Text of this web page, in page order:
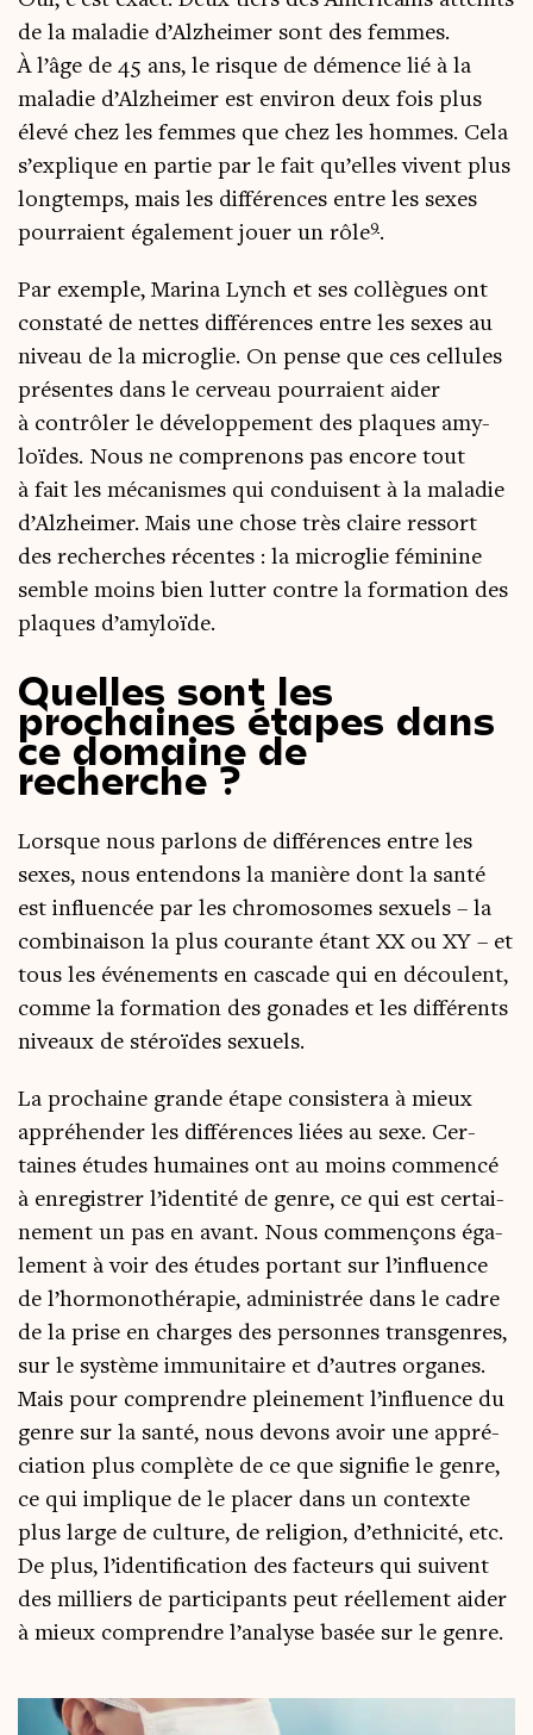
de la mala­die d’Alz­hei­mer sont des femmes.
À l’âge de 45 ans, le risque de démence lié à la
mala­die d’Alz­hei­mer est envi­ron deux fois plus
éle­vé chez les femmes que chez les hommes. Cela
s’ex­plique en par­tie par le fait qu’elles vivent plus
long­temps, mais les dif­fé­rences entre les sexes
pour­raient éga­le­ment jouer un rôle9.
Par exemple, Mari­na Lynch et ses col­lègues ont
consta­té de nettes dif­fé­rences entre les sexes au
niveau de la micro­glie. On pense que ces cel­lules
pré­sentes dans le cer­veau pour­raient aider
à contrô­ler le déve­lop­pe­ment des plaques amy­
loïdes. Nous ne com­pre­nons pas encore tout
à fait les méca­nismes qui conduisent à la mala­die
d’Alz­hei­mer. Mais une chose très claire res­sort
des recherches récentes : la micro­glie fémi­nine
semble moins bien lut­ter contre la for­ma­tion des
plaques d’amyloïde.
Quelles sont les
prochaines étapes dans
ce domaine de
recherche ?
Lorsque nous par­lons de dif­fé­rences entre les
sexes, nous enten­dons la manière dont la san­té
est influen­cée par les chro­mo­somes sexuels – la
com­bi­nai­son la plus cou­rante étant XX ou XY – et
tous les évé­ne­ments en cas­cade qui en découlent,
comme la for­ma­tion des gonades et les dif­fé­rents
niveaux de sté­roïdes sexuels.
La pro­chaine grande étape consis­te­ra à mieux
appré­hen­der les dif­fé­rences liées au sexe. Cer­
taines études humaines ont au moins com­men­cé
à enre­gis­trer l’i­den­ti­té de genre, ce qui est cer­tai­
ne­ment un pas en avant. Nous com­men­çons éga­
le­ment à voir des études por­tant sur l’in­fluence
de l’hor­mo­no­thé­ra­pie, admi­nis­trée dans le cadre
de la prise en charges des per­sonnes trans­genres,
sur le sys­tème immu­ni­taire et d’autres organes.
Mais pour com­prendre plei­ne­ment l’in­fluence du
genre sur la san­té, nous devons avoir une appré­
cia­tion plus com­plète de ce que signi­fie le genre,
ce qui implique de le pla­cer dans un contexte
plus large de culture, de reli­gion, d’eth­ni­ci­té, etc.
De plus, l’i­den­ti­fi­ca­tion des fac­teurs qui suivent
des mil­liers de par­ti­ci­pants peut réel­le­ment aider
à mieux com­prendre l’a­na­lyse basée sur le genre.